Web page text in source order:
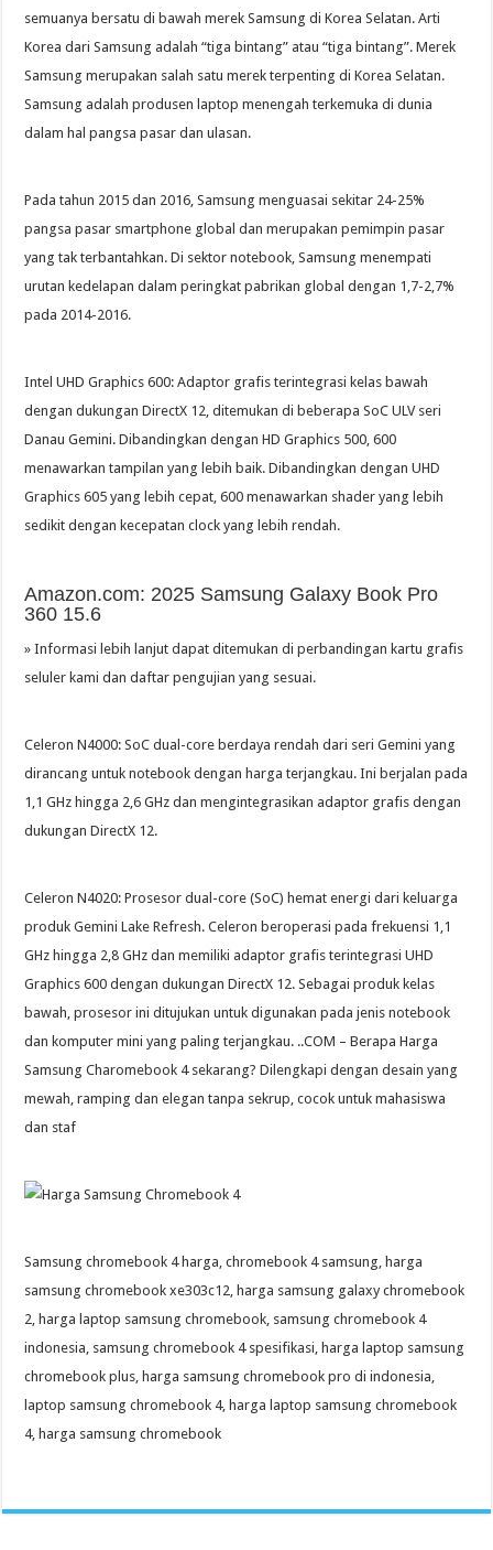
semuanya bersatu di bawah merek Samsung di Korea Selatan. Arti
Korea dari Samsung adalah “tiga bintang” atau “tiga bintang”. Merek
Samsung merupakan salah satu merek terpenting di Korea Selatan.
Samsung adalah produsen laptop menengah terkemuka di dunia
dalam hal pangsa pasar dan ulasan.
Pada tahun 2015 dan 2016, Samsung menguasai sekitar 24-25%
pangsa pasar smartphone global dan merupakan pemimpin pasar
yang tak terbantahkan. Di sektor notebook, Samsung menempati
urutan kedelapan dalam peringkat pabrikan global dengan 1,7-2,7%
pada 2014-2016.
Intel UHD Graphics 600: Adaptor grafis terintegrasi kelas bawah
dengan dukungan DirectX 12, ditemukan di beberapa SoC ULV seri
Danau Gemini. Dibandingkan dengan HD Graphics 500, 600
menawarkan tampilan yang lebih baik. Dibandingkan dengan UHD
Graphics 605 yang lebih cepat, 600 menawarkan shader yang lebih
sedikit dengan kecepatan clock yang lebih rendah.
Amazon.com: 2025 Samsung Galaxy Book Pro
360 15.6
» Informasi lebih lanjut dapat ditemukan di perbandingan kartu grafis
seluler kami dan daftar pengujian yang sesuai.
Celeron N4000: SoC dual-core berdaya rendah dari seri Gemini yang
dirancang untuk notebook dengan harga terjangkau. Ini berjalan pada
1,1 GHz hingga 2,6 GHz dan mengintegrasikan adaptor grafis dengan
dukungan DirectX 12.
Celeron N4020: Prosesor dual-core (SoC) hemat energi dari keluarga
produk Gemini Lake Refresh. Celeron beroperasi pada frekuensi 1,1
GHz hingga 2,8 GHz dan memiliki adaptor grafis terintegrasi UHD
Graphics 600 dengan dukungan DirectX 12. Sebagai produk kelas
bawah, prosesor ini ditujukan untuk digunakan pada jenis notebook
dan komputer mini yang paling terjangkau. ..COM – Berapa Harga
Samsung Charomebook 4 sekarang? Dilengkapi dengan desain yang
mewah, ramping dan elegan tanpa sekrup, cocok untuk mahasiswa
dan staf
Samsung chromebook 4 harga, chromebook 4 samsung, harga
samsung chromebook xe303c12, harga samsung galaxy chromebook
2, harga laptop samsung chromebook, samsung chromebook 4
indonesia, samsung chromebook 4 spesifikasi, harga laptop samsung
chromebook plus, harga samsung chromebook pro di indonesia,
laptop samsung chromebook 4, harga laptop samsung chromebook
4, harga samsung chromebook